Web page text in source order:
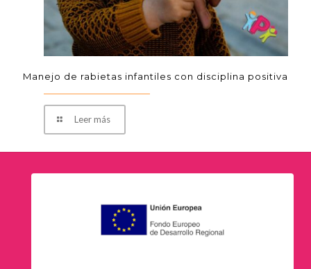
Manejo de rabietas infantiles con disciplina positiva
Leer más